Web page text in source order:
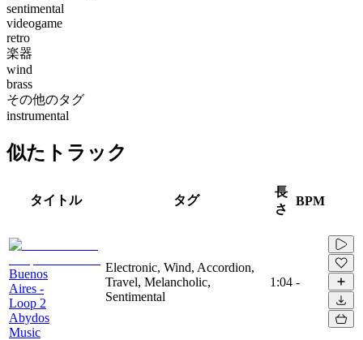
sentimental
videogame
retro
楽器
wind
brass
その他のタグ
instrumental
似たトラック
タイトル タグ
長
さ
BPM
Buenos
Aires -
Loop 2
Abydos
Music
Electronic, Wind, Accordion,
Travel, Melancholic,
Sentimental
1:04 -